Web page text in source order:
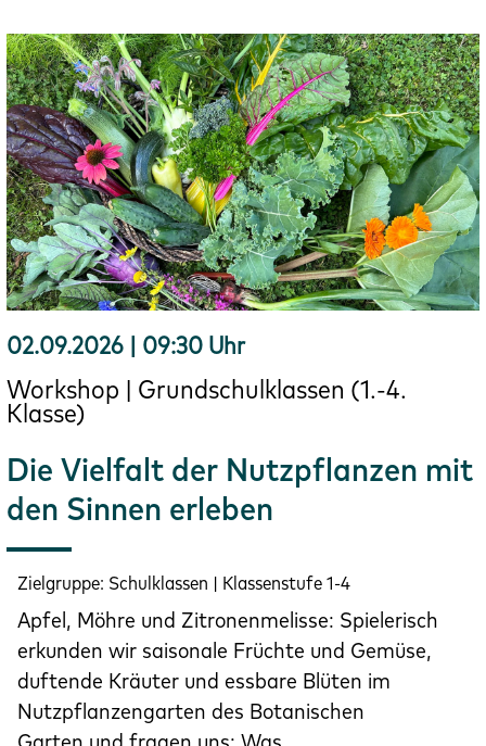
02.09.2026 | 09:30 Uhr
Workshop | Grundschulklassen (1.-4.
Klasse)
Die Vielfalt der Nutzpflanzen mit
den Sinnen erleben
Zielgruppe: Schulklassen | Klassenstufe 1-4
Apfel, Möhre und Zitronenmelisse: Spielerisch
erkunden wir saisonale Früchte und Gemüse,
duftende Kräuter und essbare Blüten im
Nutzpflanzengarten des Botanischen